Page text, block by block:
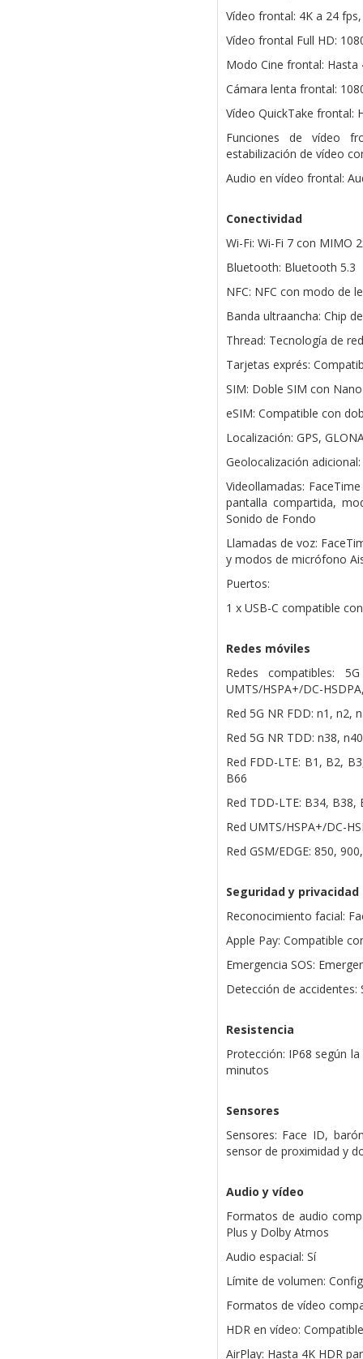
Vídeo frontal: 4K a 24
Vídeo frontal Full HD:
Modo Cine frontal: Hasta
Cámara lenta frontal:
Vídeo QuickTake frontal:
Funciones de vídeo
estabilización de vídeo
Audio en vídeo frontal:
Conectividad
Wi-Fi: Wi-Fi 7 con MIMO
Bluetooth: Bluetooth 5.3
NFC: NFC con modo de
Banda ultraancha: Chip
Thread: Tecnología de
Tarjetas exprés:
SIM: Doble SIM con
eSIM: Compatible con
Localización: GPS,
Geolocalización
Videollamadas:
pantalla compartida,
Sonido de Fondo
Llamadas de voz:
y modos de micrófono
Puertos:
1 x USB-C compatible
Redes móviles
Redes compatibles:
UMTS/HSPA+/DC-
Red 5G NR FDD: n1, n2,
Red 5G NR TDD: n38,
Red FDD-LTE: B1, B2,
B66
Red TDD-LTE: B34,
Red UMTS/HSPA+/DC-
Red GSM/EDGE: 850,
Seguridad y privacidad
Reconocimiento facial:
Apple Pay: Compatible
Emergencia SOS:
Detección de accidentes:
Resistencia
Protección: IP68 según
minutos
Sensores
Sensores: Face ID,
sensor de proximidad y
Audio y vídeo
Formatos de audio
Plus y Dolby Atmos
Audio espacial: Sí
Límite de volumen:
Formatos de vídeo
HDR en vídeo:
AirPlay: Hasta 4K HDR